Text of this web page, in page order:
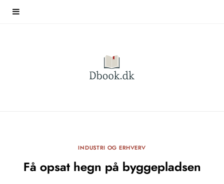
INDUSTRI OG ERHVERV
Få opsat hegn på byggepladsen